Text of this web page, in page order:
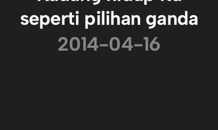
seperti pilihan ganda
2014-04-16